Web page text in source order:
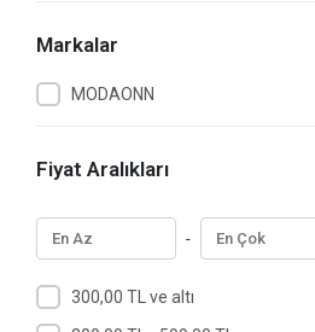
Markalar
MODAONN
Fiyat Aralıkları
-
300,00 TL ve altı